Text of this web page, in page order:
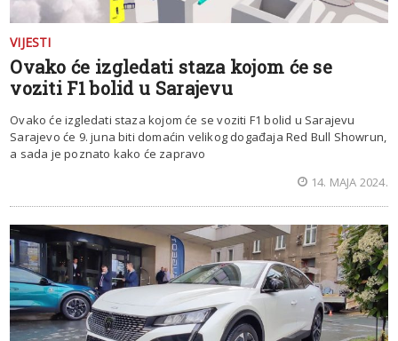
VIJESTI
Ovako će izgledati staza kojom će se
voziti F1 bolid u Sarajevu
Ovako će izgledati staza kojom će se voziti F1 bolid u Sarajevu
Sarajevo će 9. juna biti domaćin velikog događaja Red Bull Showrun,
a sada je poznato kako će zapravo
14. MAJA 2024.